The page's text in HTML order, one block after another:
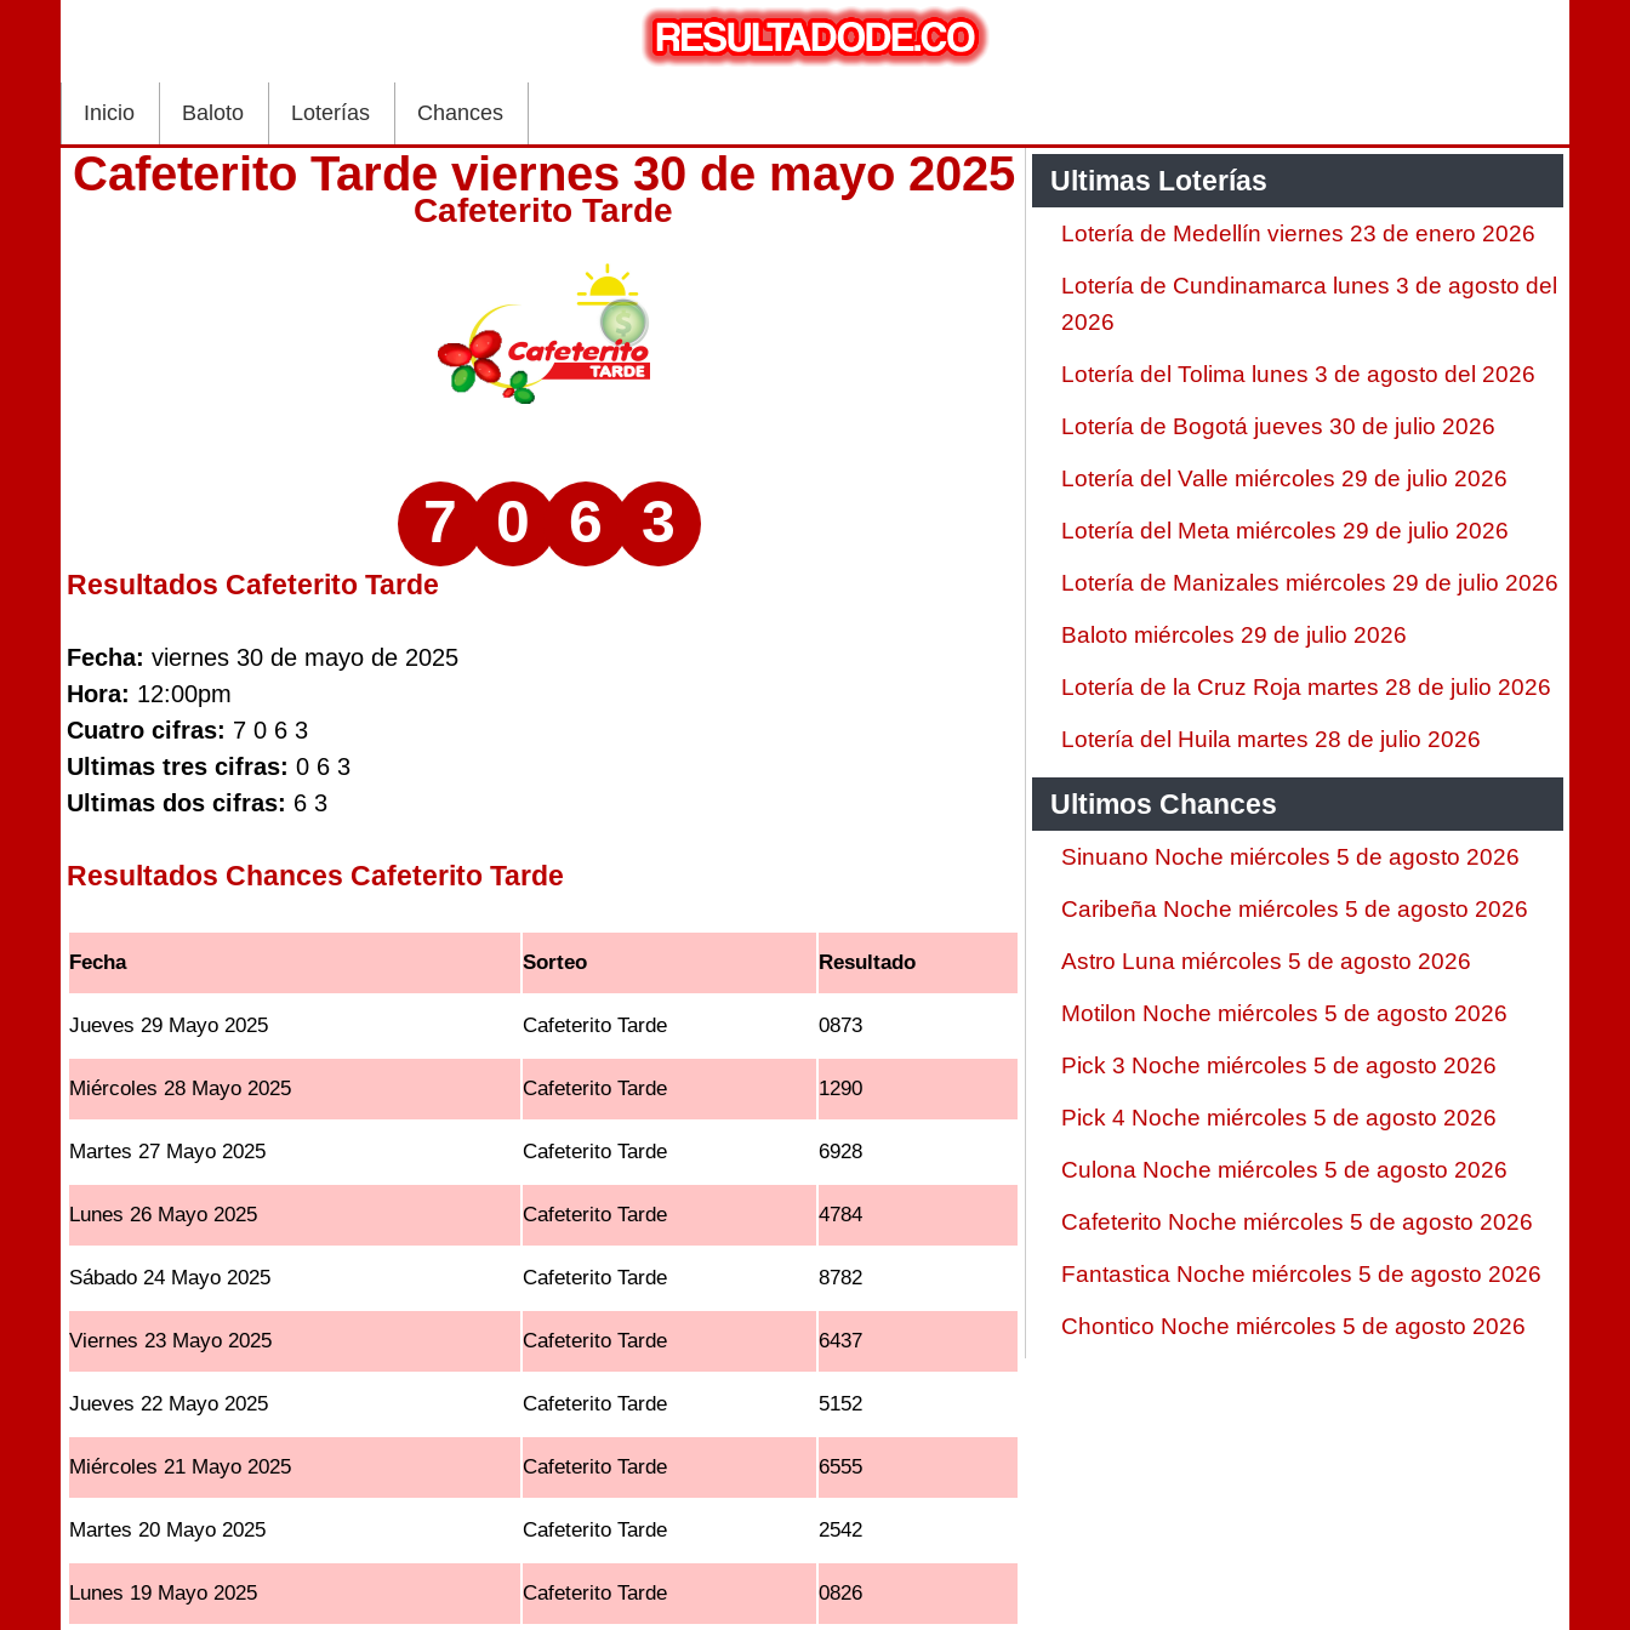
Inicio Baloto Loterías Chances
Cafeterito Tarde viernes 30 de mayo 2025
Cafeterito Tarde
7 0 6 3
Resultados Cafeterito Tarde
Fecha: viernes 30 de mayo de 2025
Hora: 12:00pm
Cuatro cifras: 7 0 6 3
Ultimas tres cifras: 0 6 3
Ultimas dos cifras: 6 3
Resultados Chances Cafeterito Tarde
Fecha Sorteo Resultado
Jueves 29 Mayo 2025 Cafeterito Tarde 0873
Miércoles 28 Mayo 2025 Cafeterito Tarde 1290
Martes 27 Mayo 2025 Cafeterito Tarde 6928
Lunes 26 Mayo 2025 Cafeterito Tarde 4784
Sábado 24 Mayo 2025 Cafeterito Tarde 8782
Viernes 23 Mayo 2025 Cafeterito Tarde 6437
Jueves 22 Mayo 2025 Cafeterito Tarde 5152
Miércoles 21 Mayo 2025 Cafeterito Tarde 6555
Martes 20 Mayo 2025 Cafeterito Tarde 2542
Lunes 19 Mayo 2025 Cafeterito Tarde 0826
Ultimas Loterías
Lotería de Medellín viernes 23 de enero 2026
Lotería de Cundinamarca lunes 3 de agosto del
2026
Lotería del Tolima lunes 3 de agosto del 2026
Lotería de Bogotá jueves 30 de julio 2026
Lotería del Valle miércoles 29 de julio 2026
Lotería del Meta miércoles 29 de julio 2026
Lotería de Manizales miércoles 29 de julio 2026
Baloto miércoles 29 de julio 2026
Lotería de la Cruz Roja martes 28 de julio 2026
Lotería del Huila martes 28 de julio 2026
Ultimos Chances
Sinuano Noche miércoles 5 de agosto 2026
Caribeña Noche miércoles 5 de agosto 2026
Astro Luna miércoles 5 de agosto 2026
Motilon Noche miércoles 5 de agosto 2026
Pick 3 Noche miércoles 5 de agosto 2026
Pick 4 Noche miércoles 5 de agosto 2026
Culona Noche miércoles 5 de agosto 2026
Cafeterito Noche miércoles 5 de agosto 2026
Fantastica Noche miércoles 5 de agosto 2026
Chontico Noche miércoles 5 de agosto 2026